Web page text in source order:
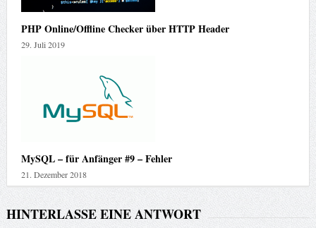
PHP Online/Offline Checker über HTTP Header
29. Juli 2019
MySQL – für Anfänger #9 – Fehler
21. Dezember 2018
HINTERLASSE EINE ANTWORT